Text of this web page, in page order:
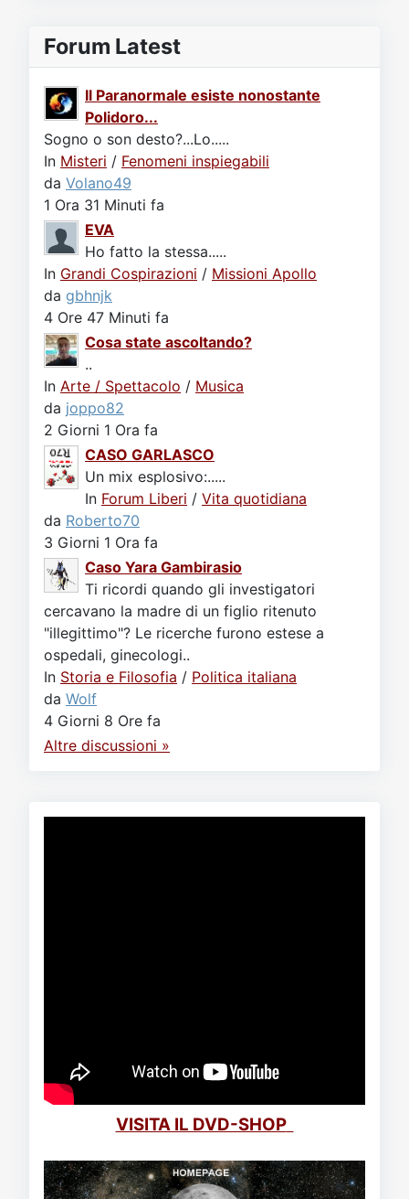
Forum Latest
Il Paranormale esiste nonostante
Polidoro...
Sogno o son desto?...Lo.....
In Misteri / Fenomeni inspiegabili
da Volano49
1 Ora 31 Minuti fa
EVA
Ho fatto la stessa.....
In Grandi Cospirazioni / Missioni Apollo
da gbhnjk
4 Ore 47 Minuti fa
Cosa state ascoltando?
..
In Arte / Spettacolo / Musica
da joppo82
2 Giorni 1 Ora fa
CASO GARLASCO
Un mix esplosivo:.....
In Forum Liberi / Vita quotidiana
da Roberto70
3 Giorni 1 Ora fa
Caso Yara Gambirasio
Ti ricordi quando gli investigatori
cercavano la madre di un figlio ritenuto
"illegittimo"? Le ricerche furono estese a
ospedali, ginecologi..
In Storia e Filosofia / Politica italiana
da Wolf
4 Giorni 8 Ore fa
Altre discussioni »
VISITA IL DVD-SHOP